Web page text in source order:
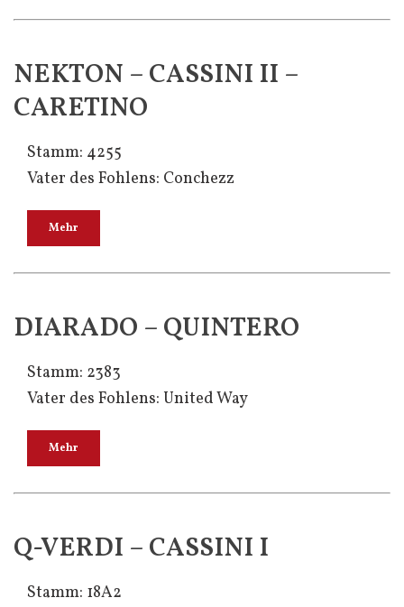
NEKTON – CASSINI II –
CARETINO
Stamm: 4255
Vater des Fohlens: Conchezz
Mehr
DIARADO – QUINTERO
Stamm: 2383
Vater des Fohlens: United Way
Mehr
Q-VERDI – CASSINI I
Stamm: 18A2